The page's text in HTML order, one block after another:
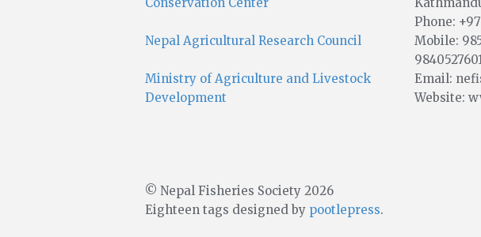
Nepal Agricultural Research Council
Ministry of Agriculture and Livestock
Development
Phone:
Mobile:
9840527601
Email:
Website:
© Nepal Fisheries Society 2026
Eighteen tags designed by pootlepress.